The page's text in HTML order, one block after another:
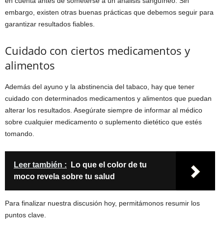
embargo, existen otras buenas prácticas que debemos seguir para
garantizar resultados fiables.
Cuidado con ciertos medicamentos y
alimentos
Además del ayuno y la abstinencia del tabaco, hay que tener
cuidado con determinados medicamentos y alimentos que puedan
alterar los resultados. Asegúrate siempre de informar al médico
sobre cualquier medicamento o suplemento dietético que estés
tomando.
Leer también :
Lo que el color de tu
moco revela sobre tu salud
Para finalizar nuestra discusión hoy, permitámonos resumir los
puntos clave.